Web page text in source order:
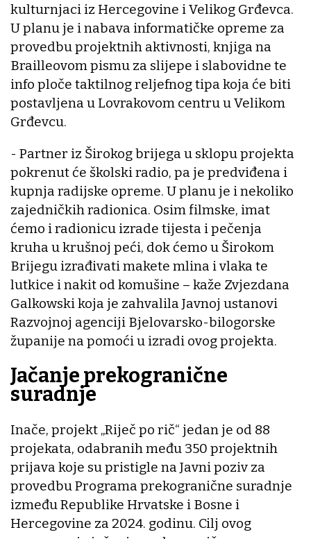
kulturnjaci iz Hercegovine i Velikog Grđevca.
U planu je i nabava informatičke opreme za
provedbu projektnih aktivnosti, knjiga na
Brailleovom pismu za slijepe i slabovidne te
info ploče taktilnog reljefnog tipa koja će biti
postavljena u Lovrakovom centru u Velikom
Grđevcu.
- Partner iz Širokog brijega u sklopu projekta
pokrenut će školski radio, pa je predviđena i
kupnja radijske opreme. U planu je i nekoliko
zajedničkih radionica. Osim filmske, imat
ćemo i radionicu izrade tijesta i pečenja
kruha u krušnoj peći, dok ćemo u Širokom
Brijegu izrađivati makete mlina i vlaka te
lutkice i nakit od komušine – kaže Zvjezdana
Galkowski koja je zahvalila Javnoj ustanovi
Razvojnoj agenciji Bjelovarsko-bilogorske
županije na pomoći u izradi ovog projekta.
Jačanje prekogranične
suradnje
Inače, projekt „Riječ po rič“ jedan je od 88
projekata, odabranih među 350 projektnih
prijava koje su pristigle na Javni poziv za
provedbu Programa prekogranične suradnje
između Republike Hrvatske i Bosne i
Hercegovine za 2024. godinu. Cilj ovog